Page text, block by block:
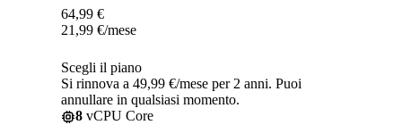
64,99 €
21,99 €/mese
Scegli il piano
Si rinnova a 49,99 €/mese per 2 anni. Puoi
annullare in qualsiasi momento.
8 vCPU Core